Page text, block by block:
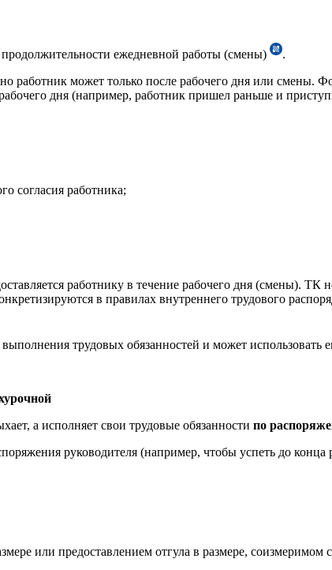
продолжительности ежедневной работы (смены)
.
работник может только после рабочего дня или смены.
дня (например, работник пришел раньше и
согласия работника;
работнику в течение рабочего дня (смены). ТК
в правилах внутреннего трудового
трудовых обязанностей и может использовать
а исполняет свои трудовые обязанности по
руководителя (например, чтобы успеть до
или предоставлением отгула в размере, соизмеримом